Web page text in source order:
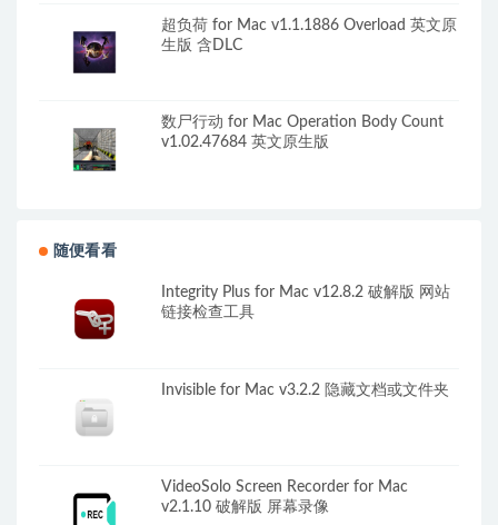
超负荷 for Mac v1.1.1886 Overload 英文原
生版 含DLC
数尸行动 for Mac Operation Body Count
v1.02.47684 英文原生版
随便看看
Integrity Plus for Mac v12.8.2 破解版 网站
链接检查工具
Invisible for Mac v3.2.2 隐藏文档或文件夹
VideoSolo Screen Recorder for Mac
v2.1.10 破解版 屏幕录像